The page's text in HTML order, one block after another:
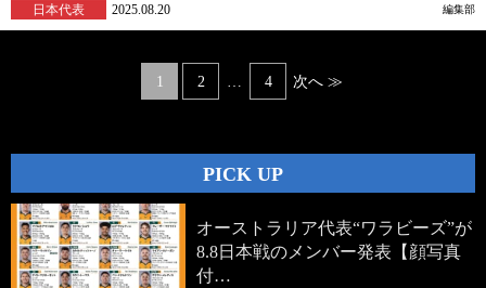
日本代表 2025.08.20 編集部
1 2 4 次へ ≫
PICK UP
オーストラリア代表“ワラビーズ”が
8.8日本戦のメンバー発表【顔写真
付…